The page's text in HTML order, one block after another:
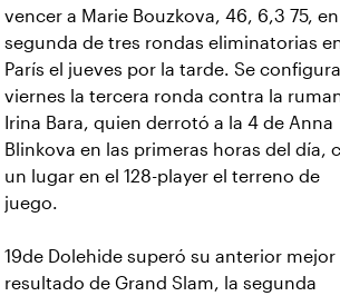
vencer a Marie Bouzkova, 46, 6,3 75,
segunda de tres rondas eliminatorias
París el jueves por la tarde. Se configura
viernes la tercera ronda contra la
Irina Bara, quien derrotó a la 4 de Anna
Blinkova en las primeras horas del día,
un lugar en el 128-player el terreno de
juego.
19de Dolehide superó su anterior mejor
resultado de Grand Slam, la segunda